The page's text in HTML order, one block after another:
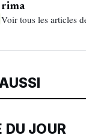
rima
Voir tous les articles
DU JOUR